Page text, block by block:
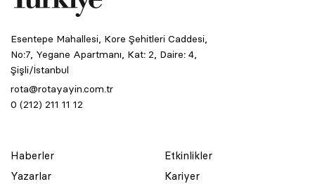
Esentepe Mahallesi, Kore Şehitleri Caddesi,
No:7, Yegane Apartmanı, Kat: 2, Daire: 4,
Şişli/İstanbul
rota@rotayayin.com.tr
0 (212) 211 11 12
Haberler
Yazarlar
Etkinlikler
Kariyer